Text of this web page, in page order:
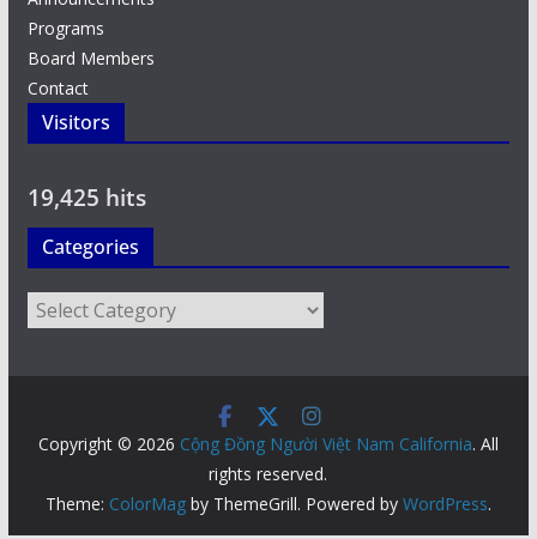
Programs
Board Members
Contact
Visitors
19,425 hits
Categories
Categories
Copyright © 2026 Cộng Đồng Người Việt Nam California. All
rights reserved.
Theme: ColorMagby ThemeGrill. Powered by WordPress.